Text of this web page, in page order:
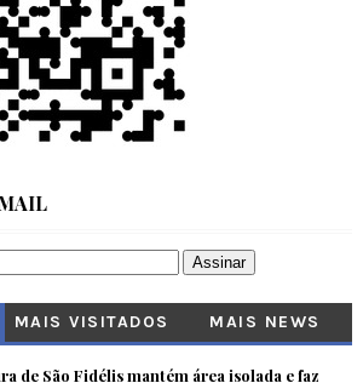
MAIS VISITADOS MAIS NEWS
de São Fidélis mantém área isolada e faz